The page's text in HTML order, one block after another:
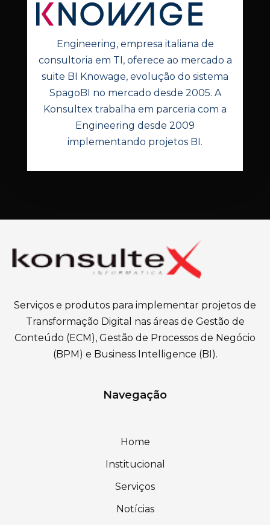
Engineering, empresa italiana de
consultoria em TI, oferece ao mercado a
suite BI Knowage, evolução do sistema
SpagoBI no mercado desde 2005. A
Konsultex trabalha em parceria com a
Engineering desde 2009
implementando projetos BI.
Serviços e produtos para implementar projetos de
Transformação Digital nas áreas de Gestão de
Conteúdo (ECM), Gestão de Processos de Negócio
(BPM) e Business Intelligence (BI).
Navegação
Home
Institucional
Serviços
Notícias